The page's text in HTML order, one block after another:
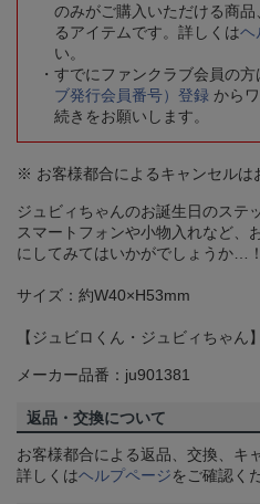
のみがご購入いただける商
るアイテムです。詳しくはヘ
い。
すでにファンクラブ会員の方
ブ発行会員番号）登録 から
続きをお願いします。
※ お客様都合によるキャンセルは
ジュビィちゃんのお誕生日のステ
スマートフォンや小物入れなど、
にしてみてはいかがでしょうか…！
サイズ：約W40×H53mm
【ジュビロくん・ジュビィちゃん
メーカー品番：ju901381
返品・交換について
お客様都合による返品、交換、キ
詳しくはヘルプページをご確認く